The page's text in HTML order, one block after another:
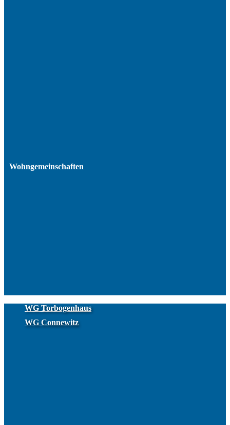
Wohngemeinschaften
WG Torbogenhaus
WG Connewitz